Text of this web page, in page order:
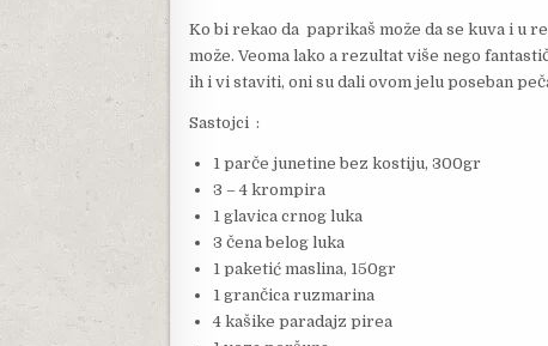
Ko bi rekao da paprikaš može da se kuva i u
može. Veoma lako a rezultat više nego
ih i vi staviti, oni su dali ovom jelu poseban
Sastojci :
1 parče junetine bez kostiju, 300gr
3 – 4 krompira
1 glavica crnog luka
3 čena belog luka
1 paketić maslina, 150gr
1 grančica ruzmarina
4 kašike paradajz pirea